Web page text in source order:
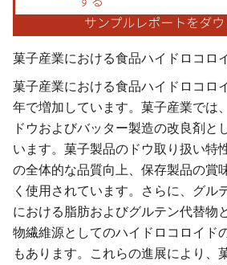
菓子産業における食品ハイドロコロ
菓子産業における食品ハイドロコロ
年で増加しています。菓子産業では
ドウおよびバッター製造の改良剤と
います。菓子製品のドウ取り扱い特
の全体的な品質向上、保存製品の賞
く使用されています。さらに、グル
における脂肪およびグルテン代替物
物繊維源としてのハイドロコロイド
もあります。これらの進展により、